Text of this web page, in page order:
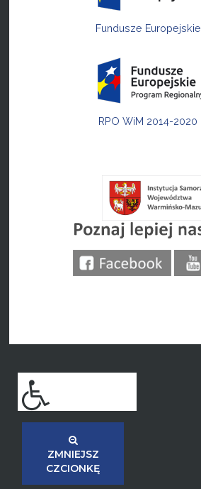
Fundusze Europejskie
RPO WiM 2014-2020
ZMNIEJSZ
CZCIONKĘ